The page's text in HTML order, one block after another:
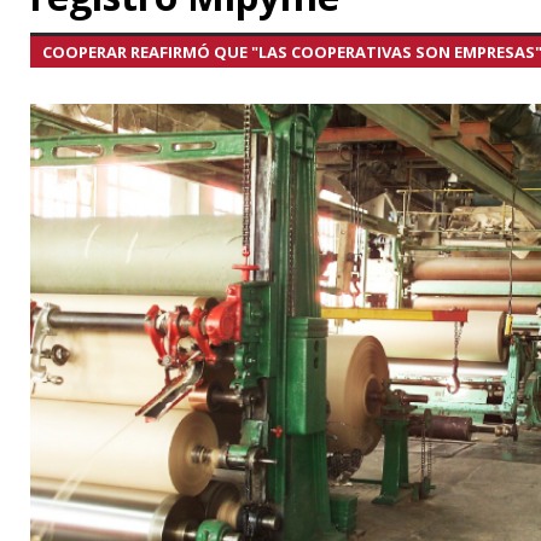
COOPERAR REAFIRMÓ QUE "LAS COOPERATIVAS SON